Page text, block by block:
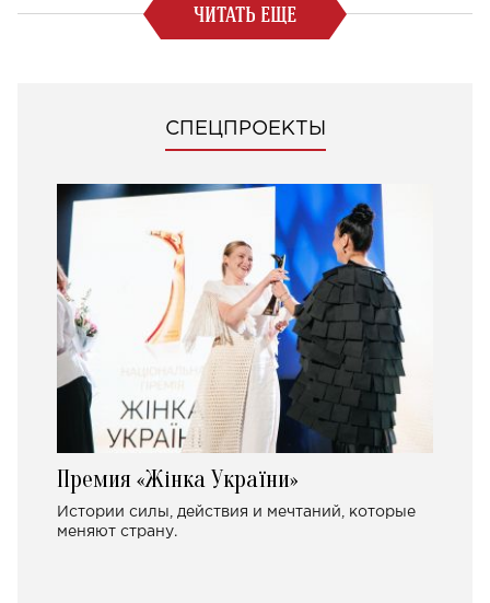
ЧИТАТЬ ЕЩЕ
СПЕЦПРОЕКТЫ
Премия «Жінка України»
Истории силы, действия и мечтаний, которые
меняют страну.